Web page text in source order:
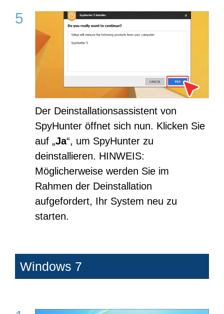
Der Deinstallationsassistent von
SpyHunter öffnet sich nun. Klicken Sie
auf „Ja“, um SpyHunter zu
deinstallieren. HINWEIS:
Möglicherweise werden Sie im
Rahmen der Deinstallation
aufgefordert, Ihr System neu zu
starten.
Windows 7